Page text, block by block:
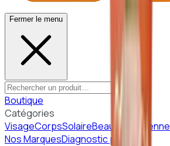
Fermer le menu
Boutique
Catégories
VisageCorpsSolaireBeauté Coréenne
Nos MarquesDiagnostic peau